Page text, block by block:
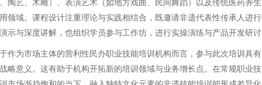
陶艺、木雕）、表演艺术（如地方戏曲、民间舞蹈）以及传统医药养
领域。课程设计注重理论与实践相结合，既邀请非遗代表性传承人进
示与深度讲解，也组织学员参与工作坊，进行实操演练与产品开发研
作为市场主体的营利性民办职业技能培训机构而言，参与此次培训具
略意义。这有助于机构开拓新的培训领域与业务增长点。在常规职业